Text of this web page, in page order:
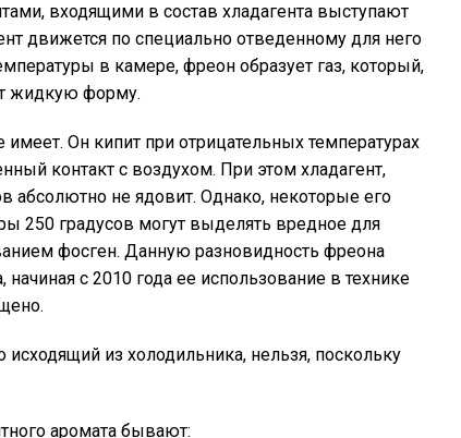
входящими в состав хладагента выступают
движется по специально отведенному для него
в камере, фреон образует газ, который,
жидкую форму.
Он кипит при отрицательных температурах
контакт с воздухом. При этом хладагент,
абсолютно не ядовит. Однако, некоторые его
250 градусов могут выделять вредное для
фосген. Данную разновидность фреона
с 2010 года ее использование в технике
исходящий из холодильника, нельзя, поскольку
аромата бывают: